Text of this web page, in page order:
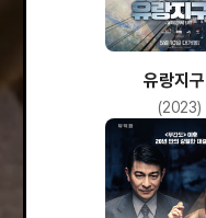
유랑지
(2023)